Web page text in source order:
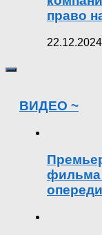
право
ВИДЕО ~
фильма